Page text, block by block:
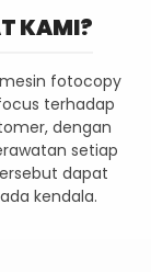
KAMI?
fotocopy
terhadap
dengan
setiap
dapat
kendala.